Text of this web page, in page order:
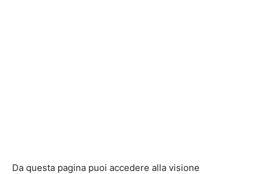
Da questa pagina puoi accedere alla visione